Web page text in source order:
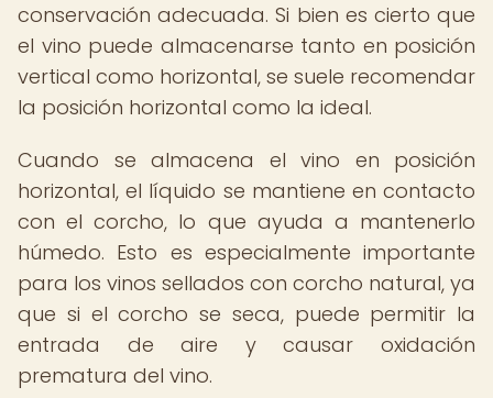
conservación adecuada. Si bien es cierto que
el vino puede almacenarse tanto en posición
vertical como horizontal, se suele recomendar
la posición horizontal como la ideal.
Cuando se almacena el vino en posición
horizontal, el líquido se mantiene en contacto
con el corcho, lo que ayuda a mantenerlo
húmedo. Esto es especialmente importante
para los vinos sellados con corcho natural, ya
que si el corcho se seca, puede permitir la
entrada de aire y causar oxidación
prematura del vino.